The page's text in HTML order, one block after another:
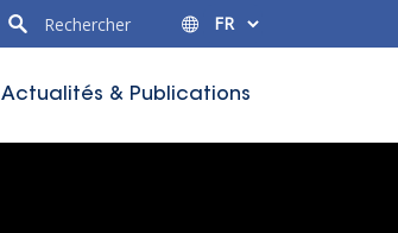
Actualités & Publications